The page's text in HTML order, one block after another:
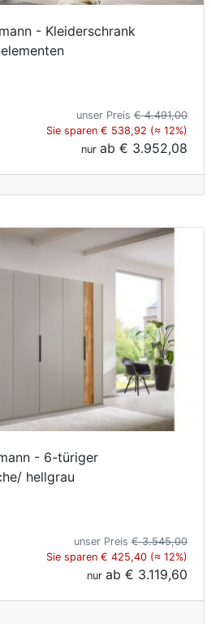
- Kleiderschrank
unser Preis € 4.491,00
Sie sparen € 538,92 (≈ 12%)
nur ab € 3.952,08
- 6-türiger
hellgrau
unser Preis € 3.545,00
Sie sparen € 425,40 (≈ 12%)
nur ab € 3.119,60